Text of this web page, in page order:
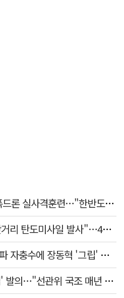
美해병대, 한국서 첫 자폭드론 실사격훈련…"한반도 지형 학습"
합참 "北, 원산 일대서 단거리 탄도미사일 발사"…42일 만
선관위 의혹 증폭·비당권파 자충수에 장동혁 '그립' 더 강해졌다
박형수, '선관위 개혁 2법' 발의…"선관위 국조 매년 실시"